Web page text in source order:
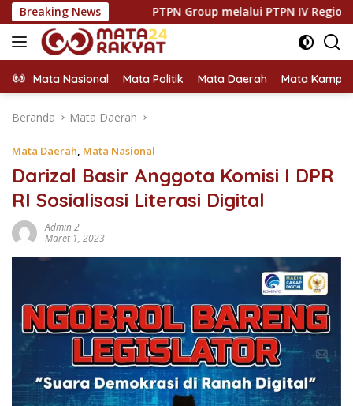
Langsung
ke
konten
Breaking News
PTPN Group melalui PTPN IV Regional VII Dukung
Mata Nasional Mata Politik Mata Daerah Mata
Beranda Mata Daerah
Mata Daerah, Mata Nasional
Darizal Basir Anggota Komisi I DPR
RI Sosialisasi Literasi Digital
Admin 2
Maret 1, 2023